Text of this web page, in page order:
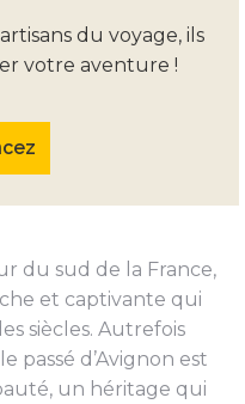
du voyage, ils
votre aventure !
du sud de la France,
et captivante qui
siècles. Autrefois
passé d’Avignon est
un héritage qui